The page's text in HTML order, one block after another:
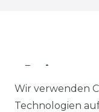
Preis
EUR
Wir verwenden
Technologien